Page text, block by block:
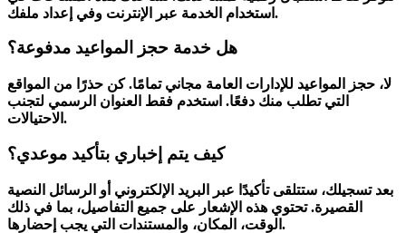
استخدام الخدمة عبر الإنترنت وفي إعداد ملفك.
هل خدمة حجز المواعيد مدفوعة؟
لا، حجز المواعيد للإدارات العامة مجاني تمامًا. كن حذرًا من المواقع
التي تطلب منك دفعًا. استخدم فقط العنوان الرسمي لتجنب
الاحتيالات.
كيف يتم إخباري بتأكيد موعدي؟
بعد تسجيلك، ستتلقى تأكيدًا عبر البريد الإلكتروني أو الرسائل النصية
القصيرة. تحتوي هذه الإشعار على جميع التفاصيل، بما في ذلك
الوقت، المكان، والمستندات التي يجب إحضارها.